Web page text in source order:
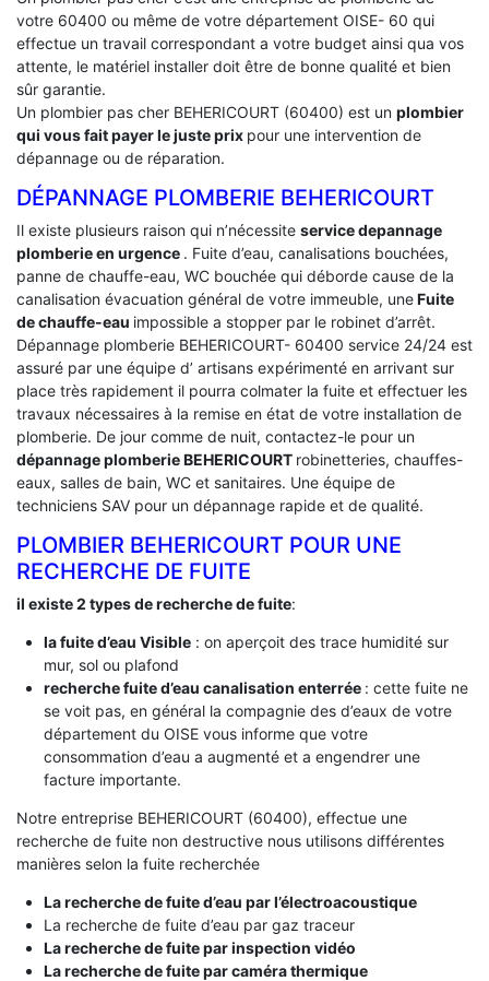
votre 60400 ou même de votre département OISE- 60 qui
effectue un travail correspondant a votre budget ainsi qua vos
attente, le matériel installer doit être de bonne qualité et bien
sûr garantie.
Un plombier pas cher BEHERICOURT (60400) est un plombier
qui vous fait payer le juste prix pour une intervention de
dépannage ou de réparation.
DÉPANNAGE PLOMBERIE BEHERICOURT
Il existe plusieurs raison qui n’nécessite service depannage
plomberie en urgence . Fuite d’eau, canalisations bouchées,
panne de chauffe-eau, WC bouchée qui déborde cause de la
canalisation évacuation général de votre immeuble, uneFuite
de chauffe-eau impossible a stopper par le robinet d’arrêt.
Dépannage plomberie BEHERICOURT- 60400 service 24/24 est
assuré par une équipe d’ artisans expérimenté en arrivant sur
place très rapidement il pourra colmater la fuite et effectuer les
travaux nécessaires à la remise en état de votre installation de
plomberie. De jour comme de nuit, contactez-le pour un
dépannage plomberie BEHERICOURT robinetteries, chauffes-
eaux, salles de bain, WC et sanitaires. Une équipe de
techniciens SAV pour un dépannage rapide et de qualité.
PLOMBIER BEHERICOURT POUR UNE
RECHERCHE DE FUITE
il existe 2 types de recherche de fuite:
la fuite d’eau Visible: on aperçoit des trace humidité sur
mur, sol ou plafond
recherche fuite d’eau canalisation enterrée : cette fuite ne
se voit pas, en général la compagnie des d’eaux de votre
département du OISE vous informe que votre
consommation d’eau a augmenté et a engendrer une
facture importante.
Notre entreprise BEHERICOURT (60400), effectue une
recherche de fuite non destructive nous utilisons différentes
manières selon la fuite recherchée
La recherche de fuite d’eau par l’électroacoustique
La recherche de fuite d’eau par gaz traceur
La recherche de fuite par inspection vidéo
La recherche de fuite par caméra thermique